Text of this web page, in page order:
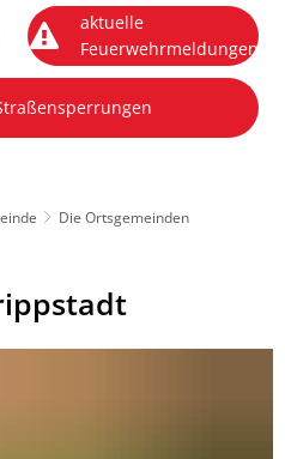
aktuelle
Feuerwehrmeldungen
Die Ortsgemeinden